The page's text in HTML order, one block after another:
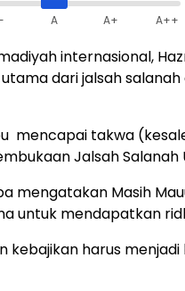
A A+ A++
internasional,
dari jalsah
mencapai takwa
Jalsah Salanah
mengatakan Masih
untuk mendapatkan
kebajikan harus